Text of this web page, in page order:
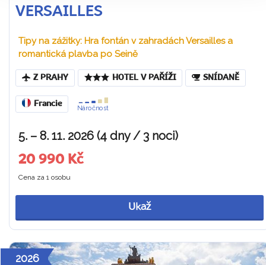
VERSAILLES
Tipy na zážitky: Hra fontán v zahradách Versailles a
romantická plavba po Seině
Z PRAHY HOTEL V PAŘÍŽI SNÍDANĚ
Francie
Náročnost
5. – 8. 11. 2026 (4 dny / 3 noci)
20 990 Kč
Cena za 1 osobu
Ukaž
2026